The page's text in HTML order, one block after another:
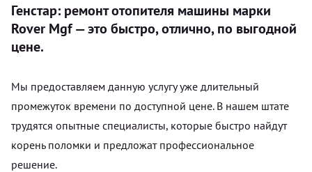
Генстар: ремонт отопителя машины марки
Rover Mgf — это быстро, отлично, по выгодной
цене.
Мы предоставляем данную услугу уже длительный
промежуток времени по доступной цене. В нашем штате
трудятся опытные специалисты, которые быстро найдут
корень поломки и предложат профессиональное
решение.